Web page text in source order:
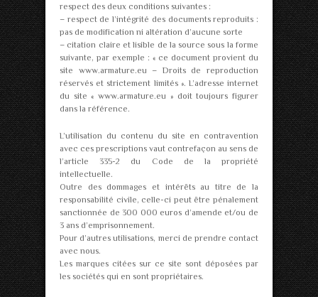
respect des deux conditions suivantes :
– respect de l’intégrité des documents reproduits :
pas de modification ni altération d’aucune sorte
– citation claire et lisible de la source sous la forme
suivante, par exemple : « ce document provient du
site www.armature.eu – Droits de reproduction
réservés et strictement limités ». L’adresse internet
du site « www.armature.eu » doit toujours figurer
dans la référence.
L’utilisation du contenu du site en contravention
avec ces prescriptions vaut contrefaçon au sens de
l’article 335-2 du Code de la propriété
intellectuelle.
Outre des dommages et intérêts au titre de la
responsabilité civile, celle-ci peut être pénalement
sanctionnée de 300 000 euros d’amende et/ou de
3 ans d’emprisonnement.
Pour d’autres utilisations, merci de prendre contact
avec nous.
Les marques citées sur ce site sont déposées par
les sociétés qui en sont propriétaires.